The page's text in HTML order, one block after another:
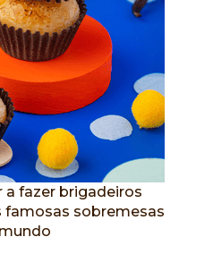
a fazer brigadeiros
famosas sobremesas